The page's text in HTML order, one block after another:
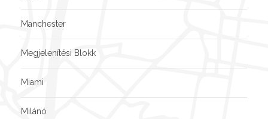
Manchester
Megjelenítési Blokk
Miami
Milánó